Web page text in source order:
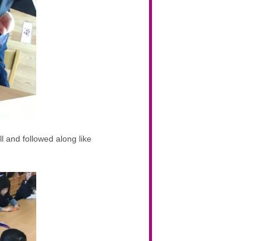
and followed along like